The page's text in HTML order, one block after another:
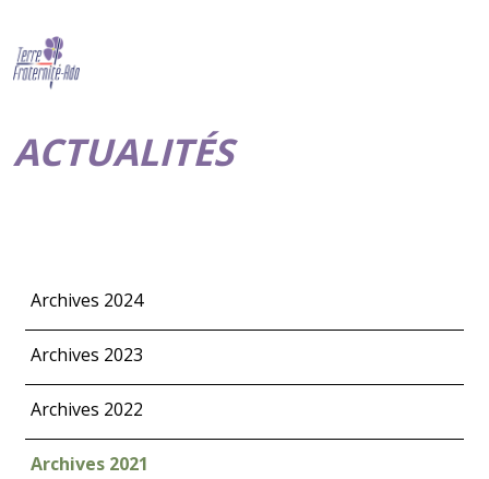
ACTUALITÉS
Archives 2024
Archives 2023
Archives 2022
Archives 2021